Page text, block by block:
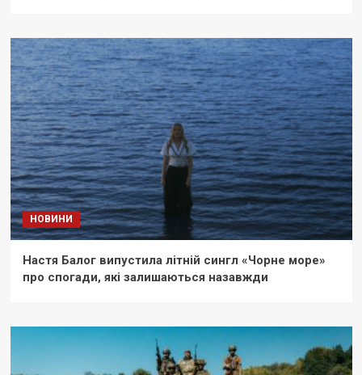
НОВИНИ
Настя Балог випустила літній сингл «Чорне море»
про спогади, які залишаються назавжди